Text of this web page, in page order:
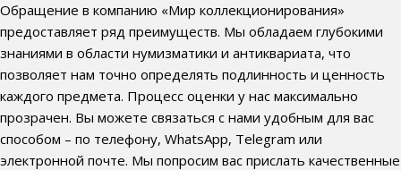
Обращение в компанию «Мир коллекционирования»
предоставляет ряд преимуществ. Мы обладаем глубокими
знаниями в области нумизматики и антиквариата, что
позволяет нам точно определять подлинность и ценность
каждого предмета. Процесс оценки у нас максимально
прозрачен. Вы можете связаться с нами удобным для вас
способом – по телефону, WhatsApp, Telegram или
электронной почте. Мы попросим вас прислать качественные